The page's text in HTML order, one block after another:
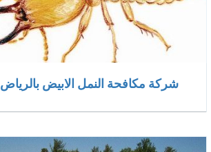
شركة مكافحة النمل الابيض بالرياض